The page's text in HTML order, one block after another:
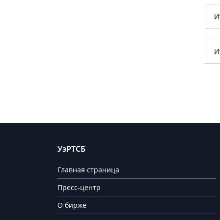
УзРТСБ
Главная страница
Пресс-центр
О бирже